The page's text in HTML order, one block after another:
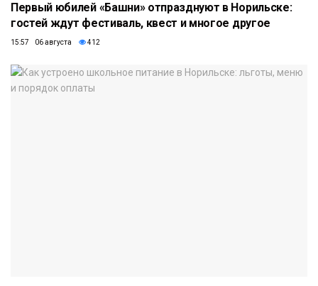
Первый юбилей «Башни» отпразднуют в Норильске:
гостей ждут фестиваль, квест и многое другое
15:57 06 августа 412